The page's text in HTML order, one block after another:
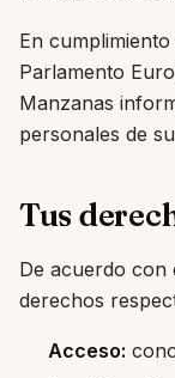
En
Parlamento
Manzanas
personales de
Tus
De acuerdo con
derechos
Acceso: